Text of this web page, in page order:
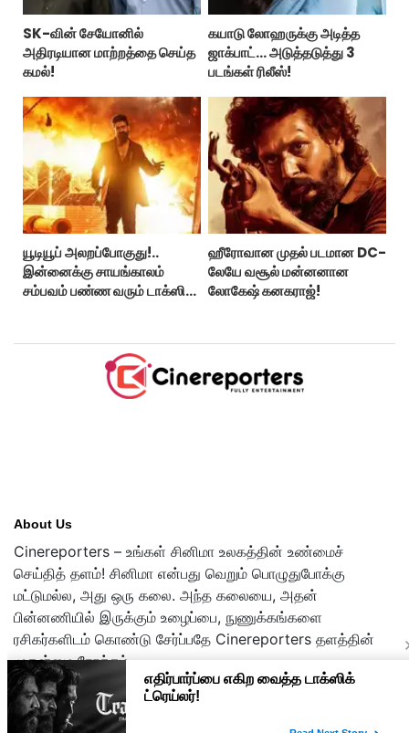
SK-வின் சேயோனில்
அதிரடியான மாற்றத்தை செய்த
கமல்!
கயாடு லோஹருக்கு அடித்த
ஜாக்பாட்... அடுத்தடுத்து 3
படங்கள் ரிலீஸ்!
யூடியூப் அலறப்போகுது!..
இன்னைக்கு சாயங்காலம்
சம்பவம் பண்ண வரும் டாக்ஸிக்
ஹீரோவான முதல் படமான DC-
லேயே வசூல் மன்னனான
லோகேஷ் கனகராஜ்!
About Us
Cinereporters – உங்கள் சினிமா உலகத்தின் உண்மைச்
செய்தித் தளம்! சினிமா என்பது வெறும் பொழுதுபோக்கு
மட்டுமல்ல, அது ஒரு கலை. அந்த கலையை, அதன்
பின்னணியில் இருக்கும் உழைப்பை, நுணுக்கங்களை
ரசிகர்களிடம் கொண்டு சேர்ப்பதே Cinereporters தளத்தின்
முதன்மை நோக்கம்.